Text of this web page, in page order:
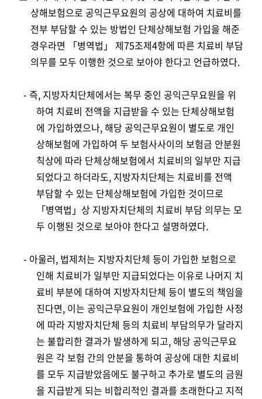
상해보험으로 공익근무요원의 공상에 대하여 치료비를
전부 부담할 수 있는 방법인 단체상해보험 가입을 해준
경우라면 「병역법」 제75조제4항에 따른 치료비 부담
의무를 모두 이행한 것으로 보아야 한다고 언급하였다.
- 즉, 지방자치단체에서는 복무 중인 공익근무요원을 위
하여 치료비 전액을 지급받을 수 있는 단체상해보험
에 가입하였으나, 해당 공익근무요원이 별도로 개인
상해보험에 가입하여 두 보험사사이의 보험금 안분원
칙상에 따라 단체상해보험에서 치료비의 일부만 지급
되었다고 하더라도, 지방자치단체는 치료비를 전액
부담할 수 있는 단체상해보험에 가입한 것이므로
「병역법」상 지방자치단체의 치료비 부담 의무는 모
두 이행된 것으로 보아야 한다고 설명하였다.
- 아울러, 법제처는 지방자치단체 등이 가입한 보험으로
인해 치료비가 일부만 지급되었다는 이유로 나머지 치
료비 부분에 대하여 지방자치단체 등이 별도의 책임을
진다면, 이는 공익근무요원이 개인보험에 가입한 사정
에 따라 지방자치단체 등의 치료비 부담의무가 달라지
는 불합리한 결과가 발생하게 되고, 해당 공익근무요
원은 각 보험 간의 안분을 통하여 공상에 대한 치료비
를 모두 지급받았음에도 불구하고 추가로 별도의 금원
을 지급받게 되는 비합리적인 결과를 초래한다고 지적